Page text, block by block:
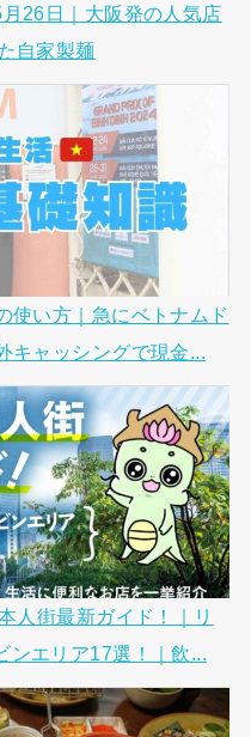
26日｜大阪発の人気店
自家製麺
使い方｜急にベトナムド
キャッシングで現金...
人街最新ガイド！｜リ
ンエリア17選！｜飲...